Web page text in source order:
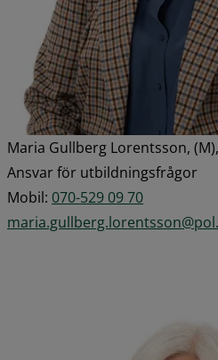
Maria Gullberg Lorentsson,
Ansvar för utbildningsfrågor
Mobil: 070-529 09 70